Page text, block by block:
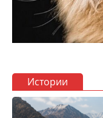
Истории